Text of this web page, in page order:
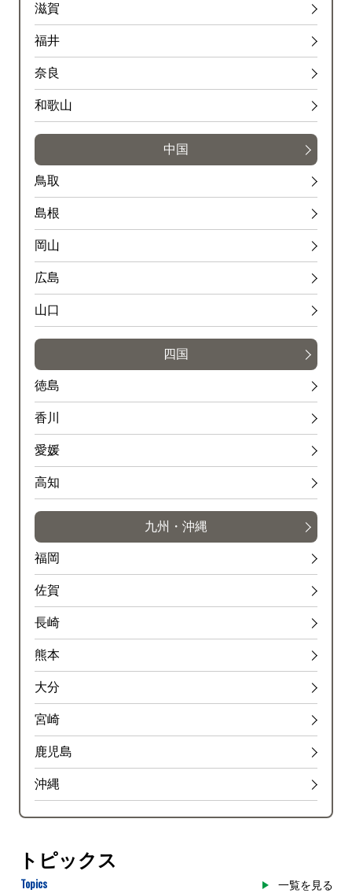
滋賀
福井
奈良
和歌山
中国
鳥取
島根
岡山
広島
山口
四国
徳島
香川
愛媛
高知
九州・沖縄
福岡
佐賀
長崎
熊本
大分
宮崎
鹿児島
沖縄
トピックス
Topics 一覧を見る